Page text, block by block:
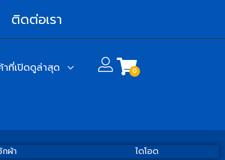
ติดต่อเรา
าที่เปิดดูล่าสุด 0
กผ้า ไดโอด